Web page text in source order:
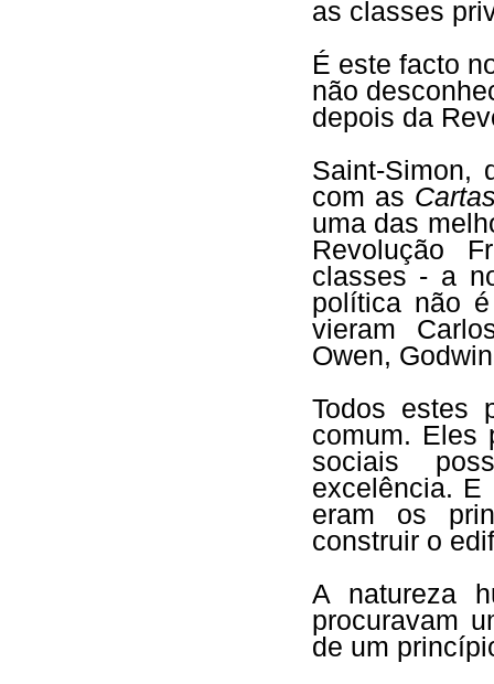
as classes
É este facto
não
depois da
Saint-Simon,
com as
uma das
Revolução
classes - a
política não
vieram
Owen,
Todos estes
comum. Eles
sociais
excelência. E
eram os
construir o
A natureza
procuravam
de um